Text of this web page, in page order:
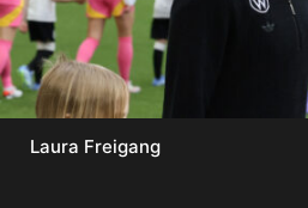
Laura Freigang